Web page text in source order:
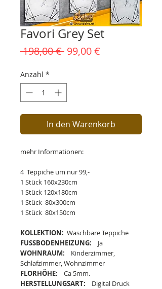
Favori Grey Set
198,00 € Standardpreis
99,00 €
Anzahl *
In den Warenkorb
mehr Informationen:
4 Teppiche um nur 99,-
1 Stück 160x230cm
1 Stück 120x180cm
1 Stück 80x300cm
1 Stück 80x150cm
KOLLEKTION: Waschbare Teppiche
FUSSBODENHEIZUNG: Ja
WOHNRAUM: Kinderzimmer,
Schlafzimmer, Wohnzimmer
FLORHÖHE:
Ca 5mm.
HERSTELLUNGSART: Digital Druck